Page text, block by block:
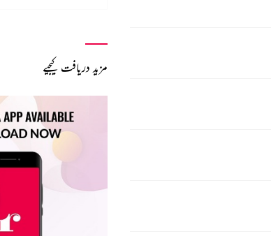
مزید دریافت کیجیے